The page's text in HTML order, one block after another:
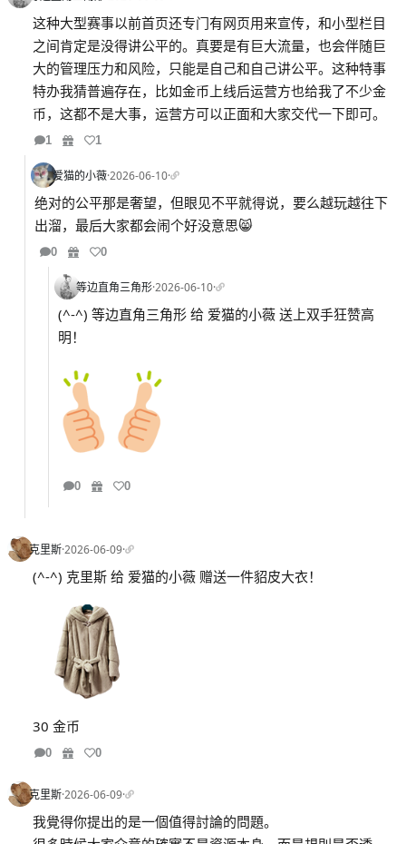
这种大型赛事以前首页还专门有网页用来宣传，和小型栏目
之间肯定是没得讲公平的。真要是有巨大流量，也会伴随巨
大的管理压力和风险，只能是自己和自己讲公平。这种特事
特办我猜普遍存在，比如金币上线后运营方也给我了不少金
币，这都不是大事，运营方可以正面和大家交代一下即可。
1 1
爱猫的小薇·2026-06-10·
绝对的公平那是奢望，但眼见不平就得说，要么越玩越往下
出溜，最后大家都会闹个好没意思😸
0 0
等边直角三角形·2026-06-10·
(^-^) 等边直角三角形 给 爱猫的小薇 送上双手狂赞高
明！
0 0
克里斯·2026-06-09·
(^-^) 克里斯 给 爱猫的小薇 赠送一件貂皮大衣！
30 金币
0 0
克里斯·2026-06-09·
我覺得你提出的是一個值得討論的問題。